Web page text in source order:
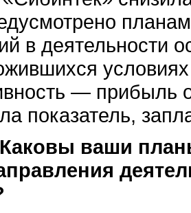
в деятельности
— прибыль
показатель,
ваши